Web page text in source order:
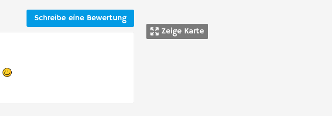
Zeige Karte
Schreibe eine Bewertung